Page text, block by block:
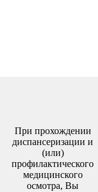
При прохождении
диспансеризации и
(или)
профилактического
медицинского
осмотра, Вы